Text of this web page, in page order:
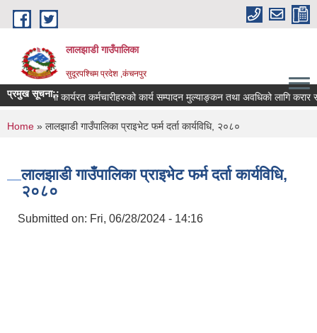
Skip to main content
लालझाडी गाउँपालिका
सुदूरपश्चिम प्रदेश ,कंचनपुर
प्रमुख सूचना::
करार सेवामा कार्यरत कर्मचारीहरुको कार्य सम्पादन मुल्याङ्कन तथा अवधिको लागि करार
You are here
Home » लालझाडी गाउँपालिका प्राइभेट फर्म दर्ता कार्यविधि, २०८०
लालझाडी गाउँपालिका प्राइभेट फर्म दर्ता कार्यविधि,
२०८०
Submitted on: Fri, 06/28/2024 - 14:16